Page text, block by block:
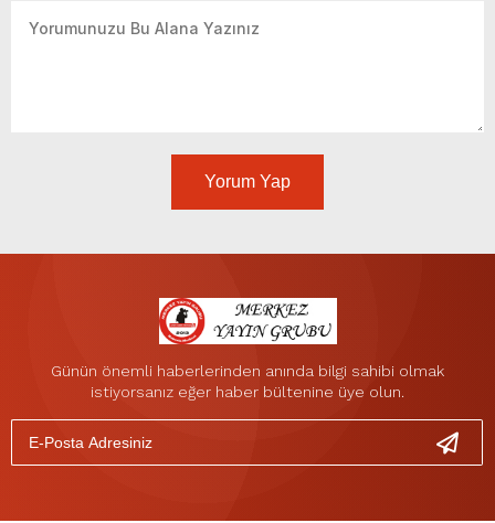
Yorum Yap
Günün önemli haberlerinden anında bilgi sahibi olmak
istiyorsanız eğer haber bültenine üye olun.